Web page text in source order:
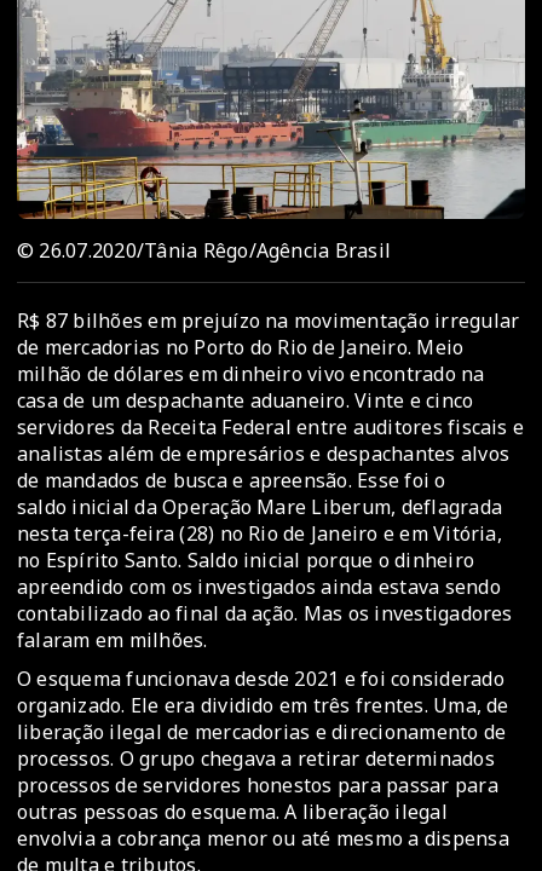
© 26.07.2020/Tânia Rêgo/Agência Brasil
R$ 87 bilhões em prejuízo na movimentação irregular
de mercadorias no Porto do Rio de Janeiro. Meio
milhão de dólares em dinheiro vivo encontrado na
casa de um despachante aduaneiro. Vinte e cinco
servidores da Receita Federal entre auditores fiscais e
analistas além de empresários e despachantes alvos
de mandados de busca e apreensão. Esse foi o
saldo inicial da Operação Mare Liberum, deflagrada
nesta terça-feira (28) no Rio de Janeiro e em Vitória,
no Espírito Santo. Saldo inicial porque o dinheiro
apreendido com os investigados ainda estava sendo
contabilizado ao final da ação. Mas os investigadores
falaram em milhões.
O esquema funcionava desde 2021 e foi considerado
organizado. Ele era dividido em três frentes. Uma, de
liberação ilegal de mercadorias e direcionamento de
processos. O grupo chegava a retirar determinados
processos de servidores honestos para passar para
outras pessoas do esquema. A liberação ilegal
envolvia a cobrança menor ou até mesmo a dispensa
de multa e tributos.